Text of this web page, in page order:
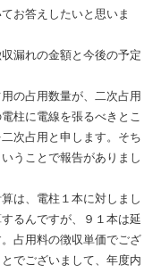
お答えしたいと思いま
漏れの金額と今後の予定
の占用数量が、二次占用
柱に電線を張るべきとこ
次占用と申します。そち
うことで報告がありまし
は、電柱１本に対しまし
るんですが、９１本は延
占用料の徴収単価でござ
でございまして、年度内